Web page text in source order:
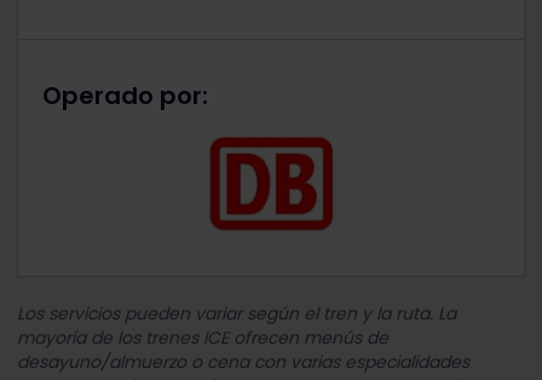
Operado por:
Los servicios pueden variar según el tren y la ruta. La
mayoría de los trenes ICE ofrecen menús de
desayuno/almuerzo o cena con varias especialidades